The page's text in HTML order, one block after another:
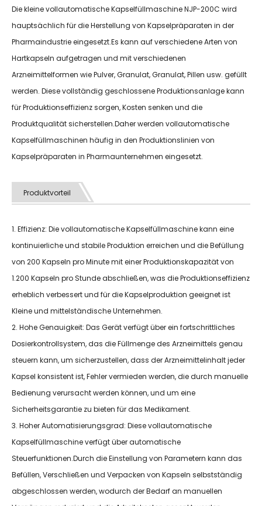
Die kleine vollautomatische Kapselfüllmaschine NJP-200C wird
hauptsächlich für die Herstellung von Kapselpräparaten in der
Pharmaindustrie eingesetzt.Es kann auf verschiedene Arten von
Hartkapseln aufgetragen und mit verschiedenen
Arzneimittelformen wie Pulver, Granulat, Granulat, Pillen usw. gefüllt
werden. Diese vollständig geschlossene Produktionsanlage kann
für Produktionseffizienz sorgen, Kosten senken und die
Produktqualität sicherstellen.Daher werden vollautomatische
Kapselfüllmaschinen häufig in den Produktionslinien von
Kapselpräparaten in Pharmaunternehmen eingesetzt.
Produktvorteil
1. Effizienz: Die vollautomatische Kapselfüllmaschine kann eine
kontinuierliche und stabile Produktion erreichen und die Befüllung
von 200 Kapseln pro Minute mit einer Produktionskapazität von
1.200 Kapseln pro Stunde abschließen, was die Produktionseffizienz
erheblich verbessert und für die Kapselproduktion geeignet ist
Kleine und mittelständische Unternehmen.
2. Hohe Genauigkeit: Das Gerät verfügt über ein fortschrittliches
Dosierkontrollsystem, das die Füllmenge des Arzneimittels genau
steuern kann, um sicherzustellen, dass der Arzneimittelinhalt jeder
Kapsel konsistent ist, Fehler vermieden werden, die durch manuelle
Bedienung verursacht werden können, und um eine
Sicherheitsgarantie zu bieten für das Medikament.
3. Hoher Automatisierungsgrad: Diese vollautomatische
Kapselfüllmaschine verfügt über automatische
Steuerfunktionen.Durch die Einstellung von Parametern kann das
Befüllen, Verschließen und Verpacken von Kapseln selbstständig
abgeschlossen werden, wodurch der Bedarf an manuellen